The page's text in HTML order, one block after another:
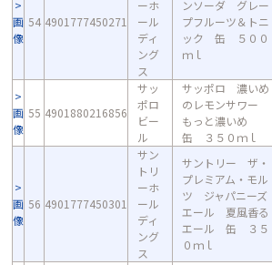
画
像
54 4901777450271
ーホ
ール
ディ
ング
ス
ンソーダ グレー
プフルーツ＆トニ
ック 缶 ５００
ｍｌ
画
像
55 4901880216856
サッ
ポロ
ビー
ル
サッポロ 濃いめ
のレモンサワー
もっと濃いめ
缶 ３５０ｍｌ
画
像
56 4901777450301
サン
トリ
ーホ
ール
ディ
ング
ス
サントリー ザ・
プレミアム・モル
ツ ジャパニーズ
エール 夏風香る
エール 缶 ３５
０ｍｌ